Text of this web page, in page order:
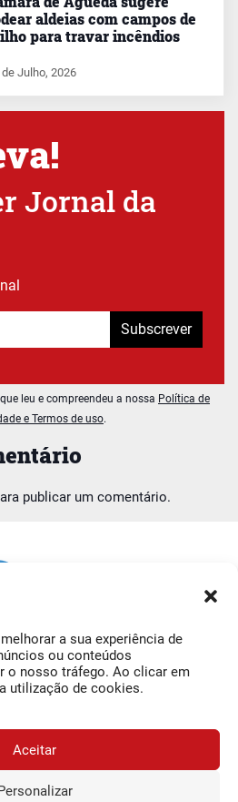
a sua experiência de
ou conteúdos
o nosso tráfego. Ao clicar em
utilização de cookies.
Aceitar
publicar um comentário.
aldeias com campos de
para travar incêndios
Julho, 2026
Jornal da
Subscrever
leu e compreendeu a nossa Política de
e Termos de uso.
O Jornal da Bairrada
Contactos
Termos e Condições